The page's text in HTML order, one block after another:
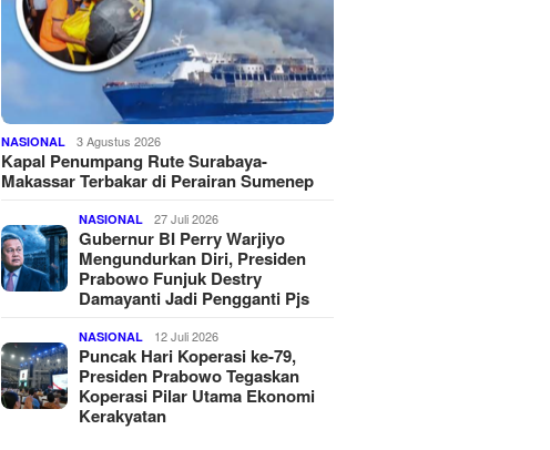
NASIONAL 3 Agustus 2026
Kapal Penumpang Rute Surabaya-
Makassar Terbakar di Perairan Sumenep
NASIONAL 27 Juli 2026
Gubernur BI Perry Warjiyo
Mengundurkan Diri, Presiden
Prabowo Funjuk Destry
Damayanti Jadi Pengganti Pjs
NASIONAL 12 Juli 2026
Puncak Hari Koperasi ke-79,
Presiden Prabowo Tegaskan
Koperasi Pilar Utama Ekonomi
Kerakyatan